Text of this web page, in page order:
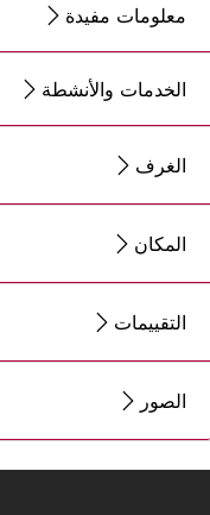
معلومات مفيدة
الخدمات والأنشطة
الغرف
المكان
التقييمات
الصور